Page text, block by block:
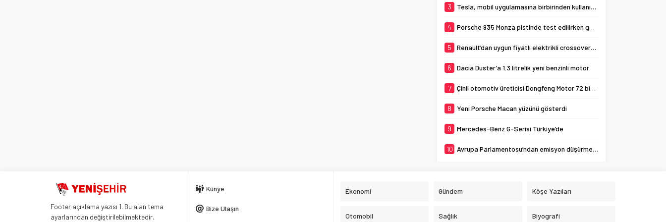
3 Tesla, mobil uygulamasına birbirinden kullanışlı 3 yeni özellik ekledi
4 Porsche 935 Monza pistinde test edilirken görüldü
5 Renault’dan uygun fiyatlı elektrikli crossover: Renault K-ZE
6 Dacia Duster’a 1.3 litrelik yeni benzinli motor
7 Çinli otomotiv üreticisi Dongfeng Motor 72 bin aracı geri çağırıyor
8 Yeni Porsche Macan yüzünü gösterdi
9 Mercedes-Benz G-Serisi Türkiye’de
10 Avrupa Parlamentosu’ndan emisyon düşürme adımı
Footer açıklama yazısı 1. Bu alan tema
ayarlarından değiştirilebilmektedir.
Künye
Bize Ulaşın
Ekonomi Gündem Köşe Yazıları
Otomobil Sağlık Biyografi